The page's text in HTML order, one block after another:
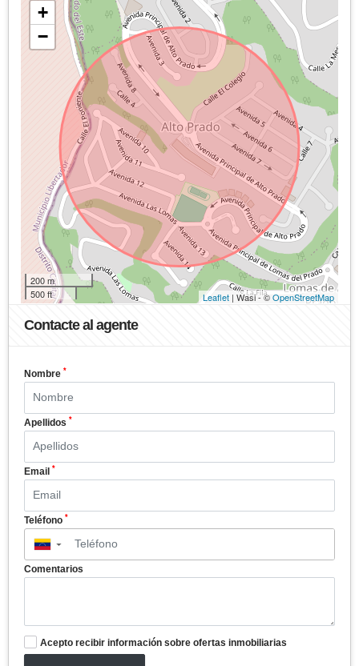
+
−
200 m
500 ft
Leaflet | Wasi - ©OpenStreetMap
Contacte al agente
Nombre *
Apellidos *
Email *
Teléfono *
▼
Comentarios
Acepto recibir información sobre ofertas inmobiliarias